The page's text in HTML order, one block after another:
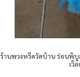
ร้านพวงหรีดวัดบ้าน ร่อนพิบู
เวิ